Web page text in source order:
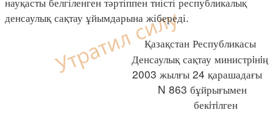
денсаулық сақтау ұйымдарына жібереді.
Қазақстан Республикасы
Денсаулық сақтау министрiнiң
2003 жылғы 24 қарашадағы
N 863 бұйрығымен
бекiтiлген